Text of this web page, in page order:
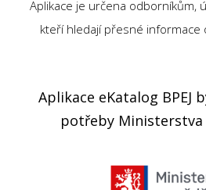
Aplikace je určena odborníkům,
kteří hledají přesné informace
Aplikace eKatalog BPEJ
potřeby Ministerstva